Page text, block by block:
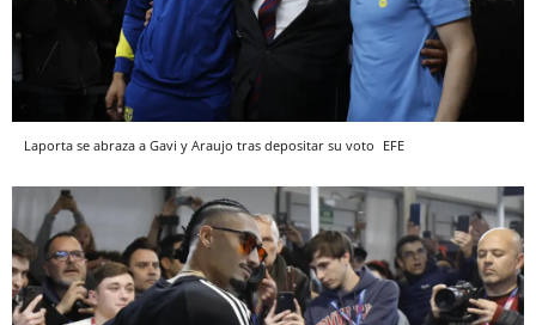
Laporta se abraza a Gavi y Araujo tras depositar su voto EFE